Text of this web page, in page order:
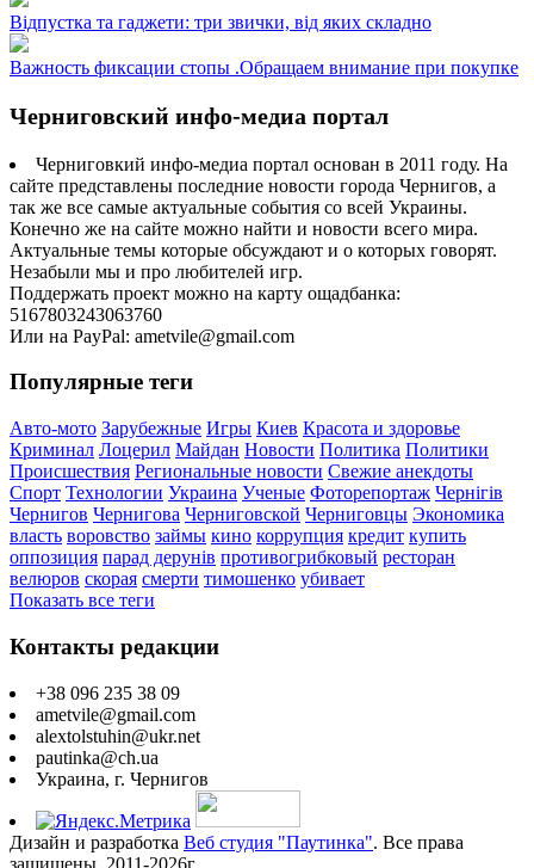
Відпустка та гаджети: три звички, від яких складно
Важность фиксации стопы .Обращаем внимание при покупке
Черниговский инфо-медиа портал
Черниговкий инфо-медиа портал основан в 2011 году. На
сайте представлены последние новости города Чернигов, а
так же все самые актуальные события со всей Украины.
Конечно же на сайте можно найти и новости всего мира.
Актуальные темы которые обсуждают и о которых говорят.
Незабыли мы и про любителей игр.
Поддержать проект можно на карту ощадбанка:
5167803243063760
Или на PayPal: ametvile@gmail.com
Популярные теги
Авто-мото Зарубежные Игры Киев Красота и здоровье
Криминал Лоцерил Майдан Новости Политика Политики
Происшествия Региональные новости Свежие анекдоты
Спорт Технологии Украина Ученые Фоторепортаж Чернігів
Чернигов Чернигова Черниговской Черниговцы Экономика
власть воровство займы кино коррупция кредит купить
оппозиция парад дерунів противогрибковый ресторан
велюров скорая смерти тимошенко убивает
Показать все теги
Контакты редакции
+38 096 235 38 09
ametvile@gmail.com
alextolstuhin@ukr.net
pautinka@ch.ua
Украина, г. Чернигов
Дизайн и разработка Веб студия "Паутинка". Все права
защищены. 2011-2026г.